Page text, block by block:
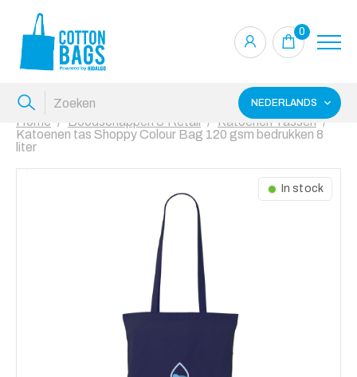
0
NEDERLANDS
Home Boodschappen & Retail
Katoenen Tassen
Katoenen tas Shoppy Colour Bag 120 gsm bedrukken 8
liter
In stock